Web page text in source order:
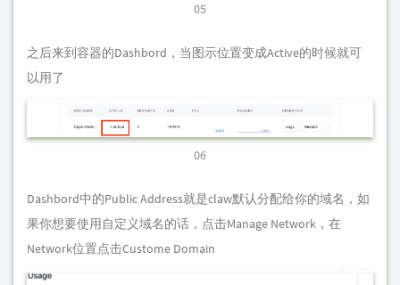
05
之后来到容器的Dashbord，当图示位置变成Active的时候就可
以用了
06
Dashbord中的Public Address就是claw默认分配给你的域名，如
果你想要使用自定义域名的话，点击Manage Network，在
Network位置点击Custome Domain